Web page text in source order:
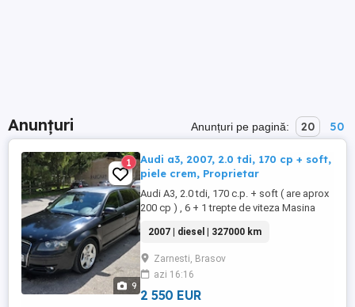
Anunțuri Anunțuri pe pagină: 20 50
9
1
Audi a3, 2007, 2.0 tdi, 170 cp + soft,
piele crem, Proprietar
Audi A3, 2.0 tdi, 170 c.p. + soft ( are aprox
200 cp ) , 6 + 1 trepte de viteza Masina
fabricatie : 2007 - EURO 4 - 327.000 km -
Interior piele crem - Dublu climatronic (
functional ) - Pilot Automat - A.B.S. E.S.P. -
4 geamuri electrice - Oglinzi electrice + ...
2007 | diesel | 327000 km
Zarnesti, Brasov
azi 16:16
2 550 EUR